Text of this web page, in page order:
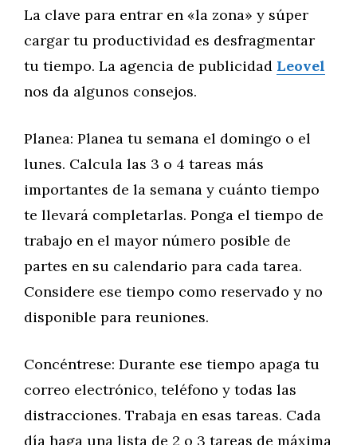
La clave para entrar en «la zona» y súper
cargar tu productividad es desfragmentar
tu tiempo. La agencia de publicidad Leovel
nos da algunos consejos.
Planea: Planea tu semana el domingo o el
lunes. Calcula las 3 o 4 tareas más
importantes de la semana y cuánto tiempo
te llevará completarlas. Ponga el tiempo de
trabajo en el mayor número posible de
partes en su calendario para cada tarea.
Considere ese tiempo como reservado y no
disponible para reuniones.
Concéntrese: Durante ese tiempo apaga tu
correo electrónico, teléfono y todas las
distracciones. Trabaja en esas tareas. Cada
día haga una lista de 2 o 3 tareas de máxima